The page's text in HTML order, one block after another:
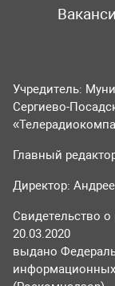
Учредитель:
Сергиево-
Главный
Директор:
Свидетельство
20.03.2020
выдано